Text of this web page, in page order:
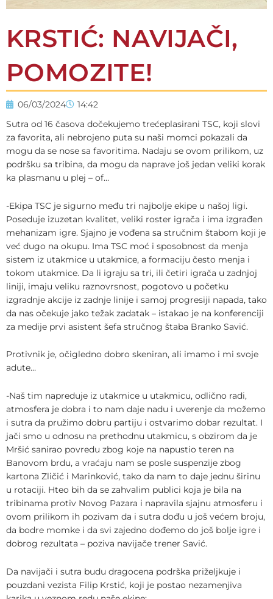
KRSTIĆ: NAVIJAČI,
POMOZITE!
06/03/2024
14:42
Sutra od 16 časova dočekujemo trećeplasirani TSC, koji slovi
za favorita, ali nebrojeno puta su naši momci pokazali da
mogu da se nose sa favoritima. Nadaju se ovom prilikom, uz
podršku sa tribina, da mogu da naprave još jedan veliki korak
ka plasmanu u plej – of…
-Ekipa TSC je sigurno među tri najbolje ekipe u našoj ligi.
Poseduje izuzetan kvalitet, veliki roster igrača i ima izgrađen
mehanizam igre. Sjajno je vođena sa stručnim štabom koji je
već dugo na okupu. Ima TSC moć i sposobnost da menja
sistem iz utakmice u utakmice, a formaciju često menja i
tokom utakmice. Da li igraju sa tri, ili četiri igrača u zadnjoj
liniji, imaju veliku raznovrsnost, pogotovo u početku
izgradnje akcije iz zadnje linije i samoj progresiji napada, tako
da nas očekuje jako težak zadatak – istakao je na konferenciji
za medije prvi asistent šefa stručnog štaba Branko Savić.
Protivnik je, očigledno dobro skeniran, ali imamo i mi svoje
adute…
-Naš tim napreduje iz utakmice u utakmicu, odlično radi,
atmosfera je dobra i to nam daje nadu i uverenje da možemo
i sutra da pružimo dobru partiju i ostvarimo dobar rezultat. I
jači smo u odnosu na prethodnu utakmicu, s obzirom da je
Mršić sanirao povredu zbog koje na napustio teren na
Banovom brdu, a vraćaju nam se posle suspenzije zbog
kartona Zličić i Marinković, tako da nam to daje jednu širinu
u rotaciji. Hteo bih da se zahvalim publici koja je bila na
tribinama protiv Novog Pazara i napravila sjajnu atmosferu i
ovom prilikom ih pozivam da i sutra dođu u još većem broju,
da bodre momke i da svi zajedno dođemo do još bolje igre i
dobrog rezultata – poziva navijače trener Savić.
Da navijači i sutra budu dragocena podrška priželjkuje i
pouzdani vezista Filip Krstić, koji je postao nezamenjiva